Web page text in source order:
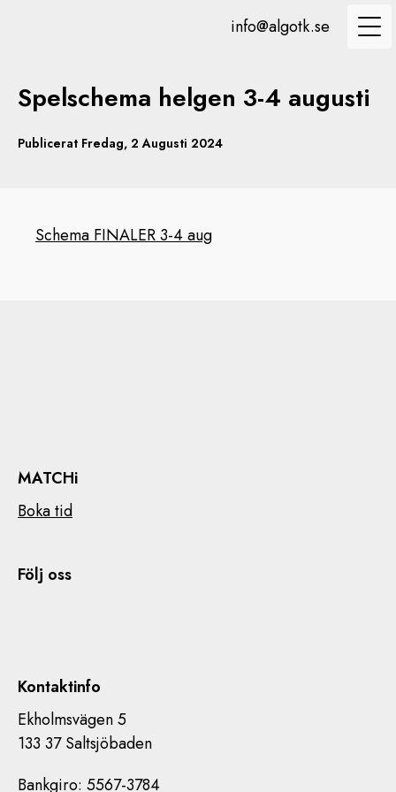
info@algotk.se
Spelschema helgen 3-4 augusti
Publicerat Fredag, 2 Augusti 2024
Schema FINALER 3-4 aug
MATCHi
Boka tid
Följ oss
Kontaktinfo
Ekholmsvägen 5
133 37 Saltsjöbaden
Bankgiro: 5567-3784